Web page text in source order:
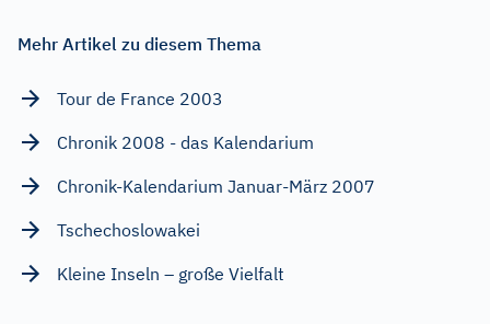
Mehr Artikel zu diesem Thema
Tour de France 2003
Chronik 2008 - das Kalendarium
Chronik-Kalendarium Januar-März 2007
Tschechoslowakei
Kleine Inseln – große Vielfalt